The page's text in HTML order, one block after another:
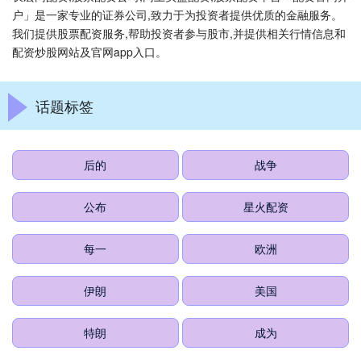
户」是一家专业的证券公司,致力于为投资者提供优质的金融服务。
我们提供股票配资服务,帮助投资者参与股市,并提供相关行情信息和
配资炒股网站及官网app入口。
话题标签
后的 战争
公布 星火配资
每一 欧洲
伊朗 美国
特朗 成为